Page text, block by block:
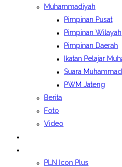
Muhammadiyah
Pimpinan Pusat
Pimpinan Wilayah
Pimpinan Daerah
Ikatan Pelajar
Suara
PWM Jateng
Berita
Foto
Video
PLN Icon Plus